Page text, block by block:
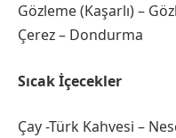
Gözleme (Kaşarlı) –
Çerez – Dondurma
Sıcak İçecekler
Çay -Türk Kahvesi –